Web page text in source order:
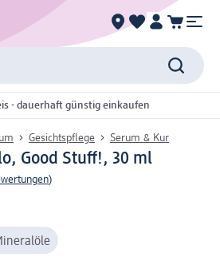
- dauerhaft günstig einkaufen
Gesichtspflege Serum & Kur
Good Stuff!, 30 ml
)